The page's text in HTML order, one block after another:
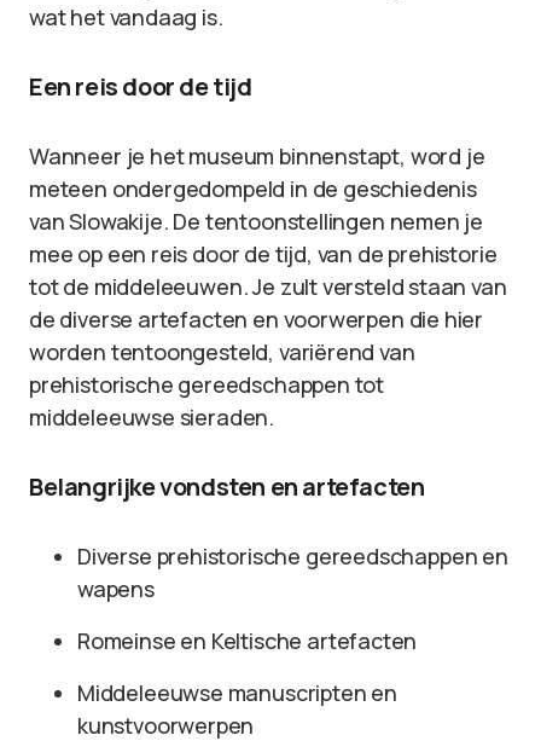
wat het vandaag is.
Een reis door de tijd
Wanneer je het museum binnenstapt, word je
meteen ondergedompeld in de geschiedenis
van Slowakije. De tentoonstellingen nemen je
mee op een reis door de tijd, van de prehistorie
tot de middeleeuwen. Je zult versteld staan van
de diverse artefacten en voorwerpen die hier
worden tentoongesteld, variërend van
prehistorische gereedschappen tot
middeleeuwse sieraden.
Belangrijke vondsten en artefacten
Diverse prehistorische gereedschappen en
wapens
Romeinse en Keltische artefacten
Middeleeuwse manuscripten en
kunstvoorwerpen